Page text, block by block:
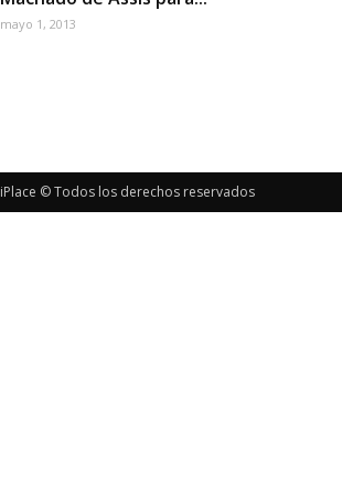
mayo 1, 2013
iPlace © Todos los derechos reservados